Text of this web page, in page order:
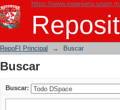
https://
Buscar
RepoFI Principal → Buscar
Buscar
Buscar: